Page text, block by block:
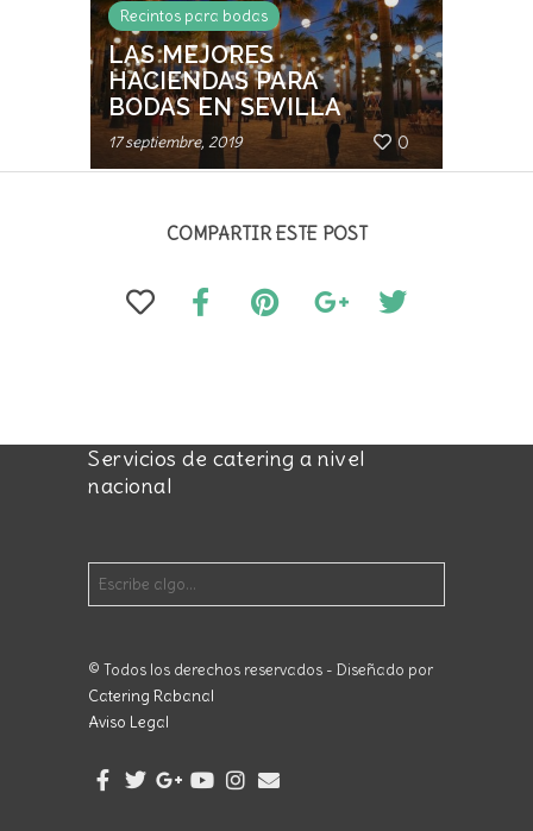
Recintos para bodas
LAS MEJORES
HACIENDAS PARA
BODAS EN SEVILLA
17 septiembre, 2019 0
COMPARTIR ESTE POST
Servicios de catering a nivel
nacional
© Todos los derechos reservados - Diseñado por
Catering Rabanal
Aviso Legal